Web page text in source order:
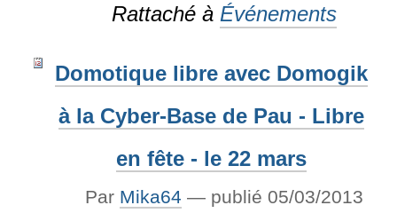
Rattaché à Événements
Domotique libre avec Domogik
à la Cyber-Base de Pau - Libre
en fête - le 22 mars
Par Mika64 — publié 05/03/2013